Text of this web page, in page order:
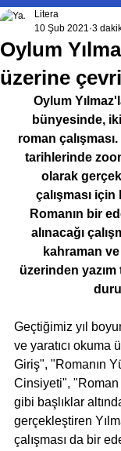
Oylum
üzerine
Litera
10 Şub 2021 3
Oylum
bünyesinde,
roman
tarihlerinde
olarak
çalışması için
Romanın bir
alınacağı
kahraman
üzerinden
Geçtiğimiz yıl
ve yaratıcı okuma
Giriş", "Romanın
Cinsiyeti",
gibi başlıklar
gerçekleştiren
çalışması da bir